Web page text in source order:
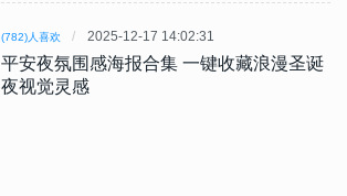
(782)人喜欢 2025-12-17 14:02:31
平安夜氛围感海报合集 一键收藏浪漫圣诞
夜视觉灵感